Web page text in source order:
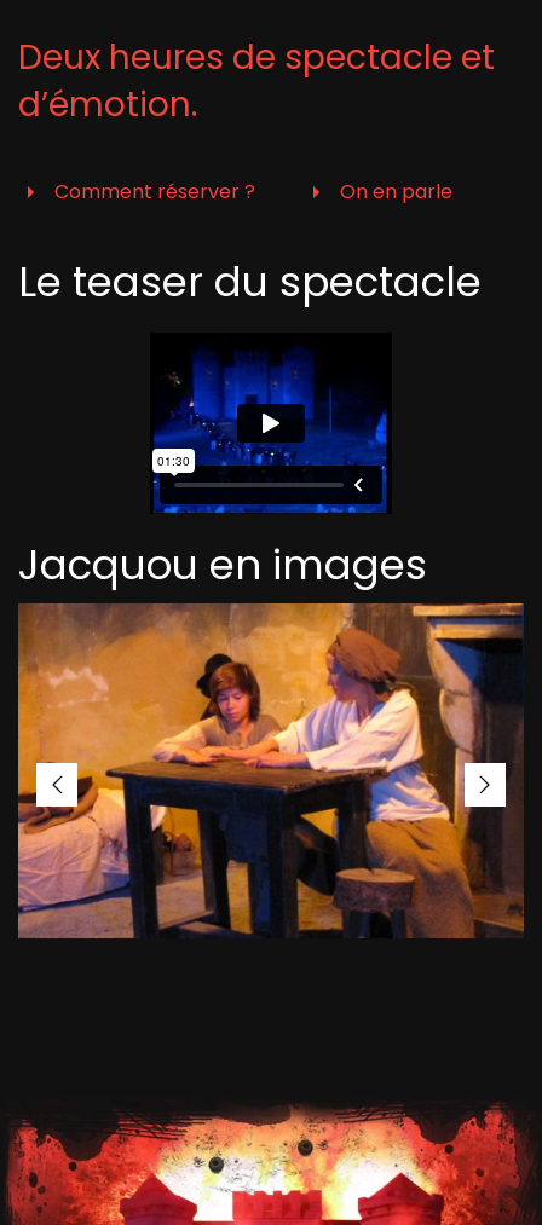
Deux heures de spectacle et
d’émotion.
Comment réserver ? On en parle
Le teaser du spectacle
Jacquou en images